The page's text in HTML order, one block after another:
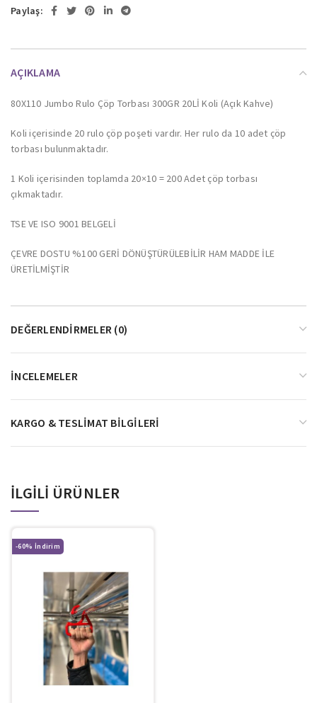
Paylaş:
AÇIKLAMA
80X110 Jumbo Rulo Çöp Torbası 300GR 20Lİ Koli (Açık Kahve)
Koli içerisinde 20 rulo çöp poşeti vardır. Her rulo da 10 adet çöp
torbası bulunmaktadır.
1 Koli içerisinden toplamda 20×10 = 200 Adet çöp torbası
çıkmaktadır.
TSE VE ISO 9001 BELGELİ
ÇEVRE DOSTU %100 GERİ DÖNÜŞTÜRÜLEBİLİR HAM MADDE İLE
ÜRETİLMİŞTİR
DEĞERLENDIRMELER (0)
İNCELEMELER
KARGO & TESLIMAT BILGILERI
İLGILI ÜRÜNLER
-60%